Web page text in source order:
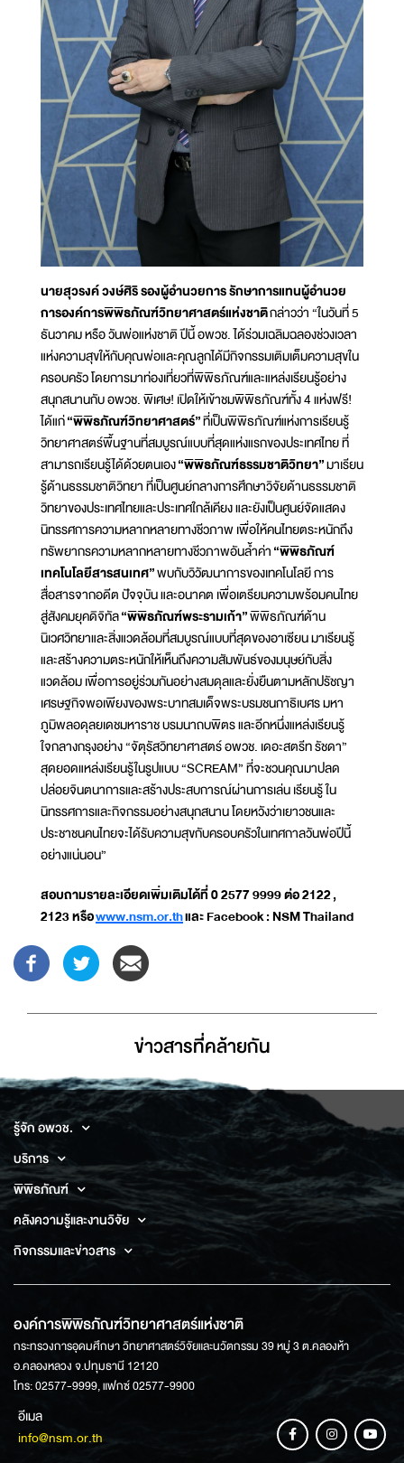
นายสุวรงค์ วงษ์ศิริ รองผู้อำนวยการ รักษาการแทนผู้อำนวย
การองค์การพิพิธภัณฑ์วิทยาศาสตร์แห่งชาติกล่าวว่า “ในวันที่ 5
ธันวาคม หรือ วันพ่อแห่งชาติ ปีนี้ อพวช. ได้ร่วมเฉลิมฉลองช่วงเวลา
แห่งความสุขให้กับคุณพ่อและคุณลูกได้มีกิจกรรมเติมเต็มความสุขใน
ครอบครัว โดยการมาท่องเที่ยวที่พิพิธภัณฑ์และแหล่งเรียนรู้อย่าง
สนุกสนานกับ อพวช. พิเศษ! เปิดให้เข้าชมพิพิธภัณฑ์ทั้ง 4 แห่งฟรี!
ได้แก่“พิพิธภัณฑ์วิทยาศาสตร์”ที่เป็นพิพิธภัณฑ์แห่งการเรียนรู้
วิทยาศาสตร์พื้นฐานที่สมบูรณ์แบบที่สุดแห่งแรกของประเทศไทย ที่
สามารถเรียนรู้ได้ด้วยตนเอง“พิพิธภัณฑ์ธรรมชาติวิทยา”มาเรียน
รู้ด้านธรรมชาติวิทยา ที่เป็นศูนย์กลางการศึกษาวิจัยด้านธรรมชาติ
วิทยาของประเทศไทยและประเทศใกล้เคียง และยังเป็นศูนย์จัดแสดง
นิทรรศการความหลากหลายทางชีวภาพ เพื่อให้คนไทยตระหนักถึง
ทรัพยากรความหลากหลายทางชีวภาพอันล้ำค่า“พิพิธภัณฑ์
เทคโนโลยีสารสนเทศ”พบกับวิวัฒนาการของเทคโนโลยี การ
สื่อสารจากอดีต ปัจจุบัน และอนาคต เพื่อเตรียมความพร้อมคนไทย
สู่สังคมยุคดิจิทัล“พิพิธภัณฑ์พระรามเก้า”พิพิธภัณฑ์ด้าน
นิเวศวิทยาและสิ่งแวดล้อมที่สมบูรณ์แบบที่สุดของอาเซียน มาเรียนรู้
และสร้างความตระหนักให้เห็นถึงความสัมพันธ์ของมนุษย์กับสิ่ง
แวดล้อม เพื่อการอยู่ร่วมกันอย่างสมดุลและยั่งยืนตามหลักปรัชญา
เศรษฐกิจพอเพียงของพระบาทสมเด็จพระบรมชนกาธิเบศร มหา
ภูมิพลอดุลยเดชมหาราช บรมนาถบพิตร และอีกหนึ่งแหล่งเรียนรู้
ใจกลางกรุงอย่าง “จัตุรัสวิทยาศาสตร์ อพวช. เดอะสตรีท รัชดา”
สุดยอดแหล่งเรียนรู้ในรูปแบบ “SCREAM” ที่จะชวนคุณมาปลด
ปล่อยจินตนาการและสร้างประสบการณ์ผ่านการเล่น เรียนรู้ ใน
นิทรรศการและกิจกรรมอย่างสนุกสนาน โดยหวังว่าเยาวชนและ
ประชาชนคนไทยจะได้รับความสุขกับครอบครัวในเทศกาลวันพ่อปีนี้
อย่างแน่นอน”
สอบถามรายละเอียดเพิ่มเติมได้ที่ 0 2577 9999 ต่อ 2122,
2123 หรือwww.nsm.or.thและ Facebook : NSM Thailand
ข่าวสารที่่คล้ายกัน
รู้จัก อพวช.
บริการ
พิพิธภัณฑ์
คลังความรู้และงานวิจัย
กิจกรรมและข่าวสาร
องค์การพิพิธภัณฑ์วิทยาศาสตร์แห่งชาติ
กระทรวงการอุดมศึกษา วิทยาศาสตร์วิจัยและนวัตกรรม 39 หมู่ 3 ต.คลองห้า
อ.คลองหลวง จ.ปทุมธานี 12120
โทร: 02577-9999, แฟกซ์ 02577-9900
อีเมล
info@nsm.or.th